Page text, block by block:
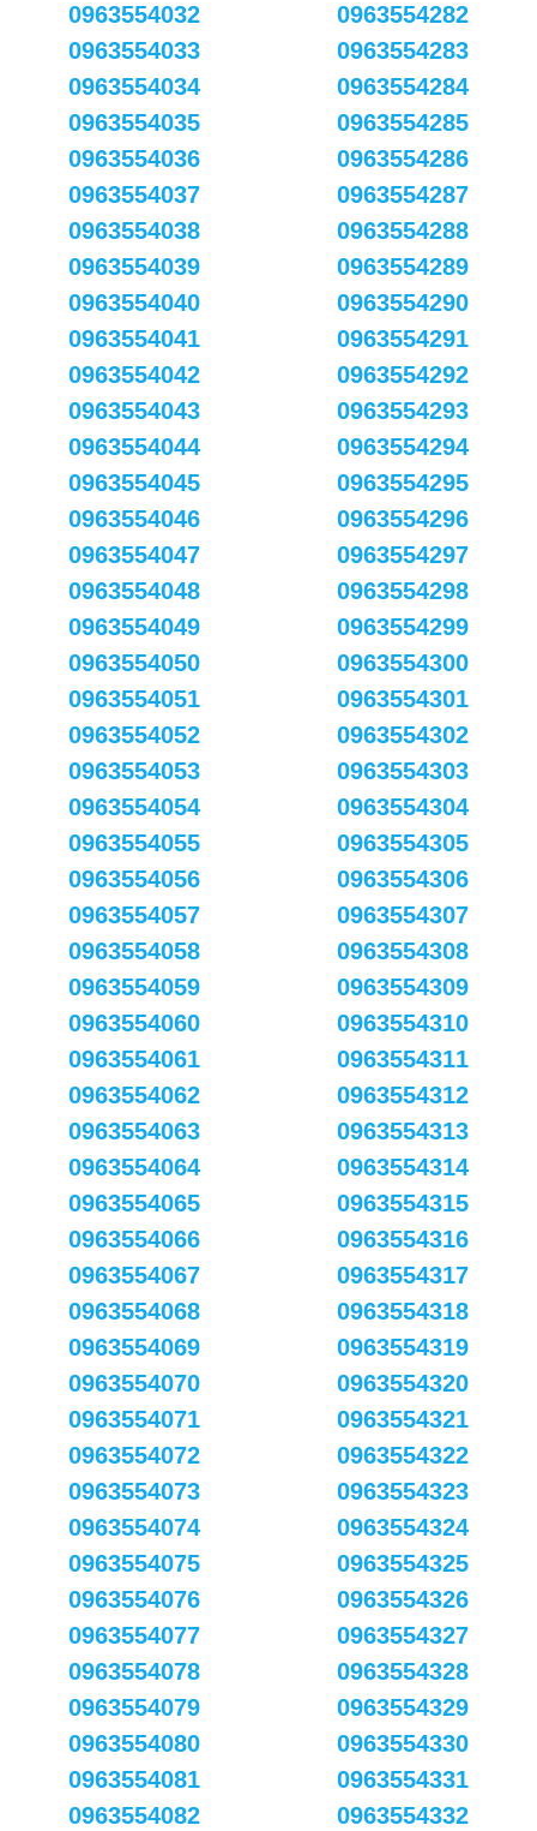
0963554032
0963554033
0963554034
0963554035
0963554036
0963554037
0963554038
0963554039
0963554040
0963554041
0963554042
0963554043
0963554044
0963554045
0963554046
0963554047
0963554048
0963554049
0963554050
0963554051
0963554052
0963554053
0963554054
0963554055
0963554056
0963554057
0963554058
0963554059
0963554060
0963554061
0963554062
0963554063
0963554064
0963554065
0963554066
0963554067
0963554068
0963554069
0963554070
0963554071
0963554072
0963554073
0963554074
0963554075
0963554076
0963554077
0963554078
0963554079
0963554080
0963554081
0963554082
0963554282
0963554283
0963554284
0963554285
0963554286
0963554287
0963554288
0963554289
0963554290
0963554291
0963554292
0963554293
0963554294
0963554295
0963554296
0963554297
0963554298
0963554299
0963554300
0963554301
0963554302
0963554303
0963554304
0963554305
0963554306
0963554307
0963554308
0963554309
0963554310
0963554311
0963554312
0963554313
0963554314
0963554315
0963554316
0963554317
0963554318
0963554319
0963554320
0963554321
0963554322
0963554323
0963554324
0963554325
0963554326
0963554327
0963554328
0963554329
0963554330
0963554331
0963554332